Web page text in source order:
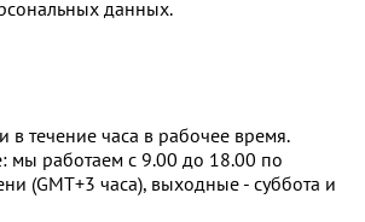
данных.
течение часа в рабочее время.
мы работаем с 9.00 до 18.00 по
(GMT+3 часа), выходные - суббота и